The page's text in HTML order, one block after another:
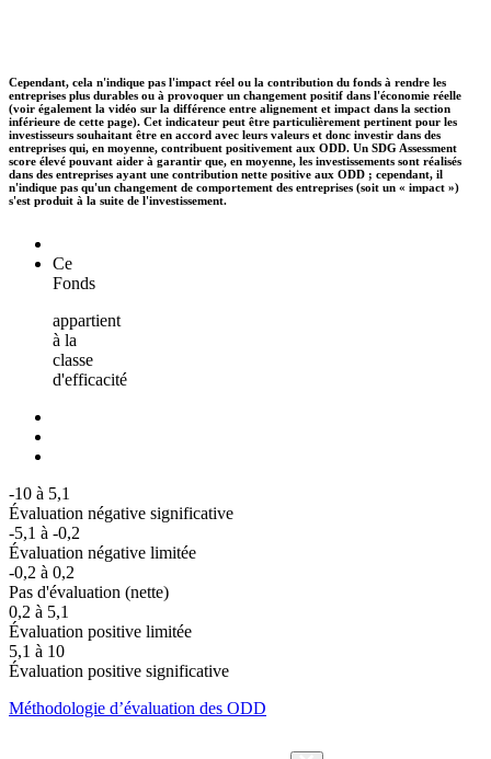
Cependant, cela n'indique pas l'impact réel ou la contribution du fonds à rendre les
entreprises plus durables ou à provoquer un changement positif dans l'économie réelle
(voir également la vidéo sur la différence entre alignement et impact dans la section
inférieure de cette page). Cet indicateur peut être particulièrement pertinent pour les
investisseurs souhaitant être en accord avec leurs valeurs et donc investir dans des
entreprises qui, en moyenne, contribuent positivement aux ODD. Un SDG Assessment
score élevé pouvant aider à garantir que, en moyenne, les investissements sont réalisés
dans des entreprises ayant une contribution nette positive aux ODD ; cependant, il
n'indique pas qu'un changement de comportement des entreprises (soit un « impact »)
s'est produit à la suite de l'investissement.
Ce
Fonds
appartient
à la
classe
d'efficacité
-10 à 5,1
Évaluation négative significative
-5,1 à -0,2
Évaluation négative limitée
-0,2 à 0,2
Pas d'évaluation (nette)
0,2 à 5,1
Évaluation positive limitée
5,1 à 10
Évaluation positive significative
Méthodologie d’évaluation des ODD